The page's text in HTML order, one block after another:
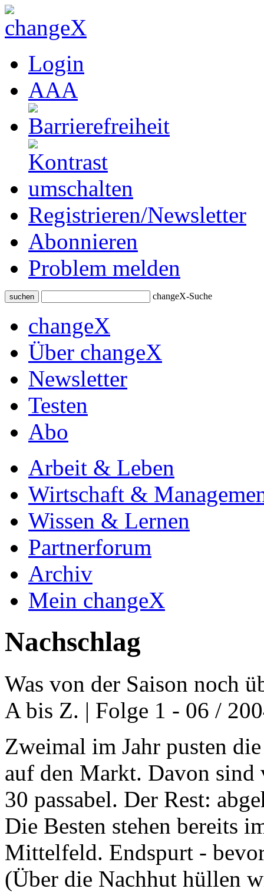
Login
AAA
Registrieren/Newsletter
Abonnieren
Problem melden
suchen changeX-Suche
changeX
Über changeX
Newsletter
Testen
Abo
Arbeit & Leben
Wirtschaft &
Wissen & Lernen
Partnerforum
Archiv
Mein changeX
Nachschlag
Was von der Saison noch
A bis Z. | Folge 1 - 06 /
Zweimal im Jahr pusten
auf den Markt. Davon
30 passabel. Der Rest:
Die Besten stehen bereits
Mittelfeld. Endspurt -
(Über die Nachhut hüllen